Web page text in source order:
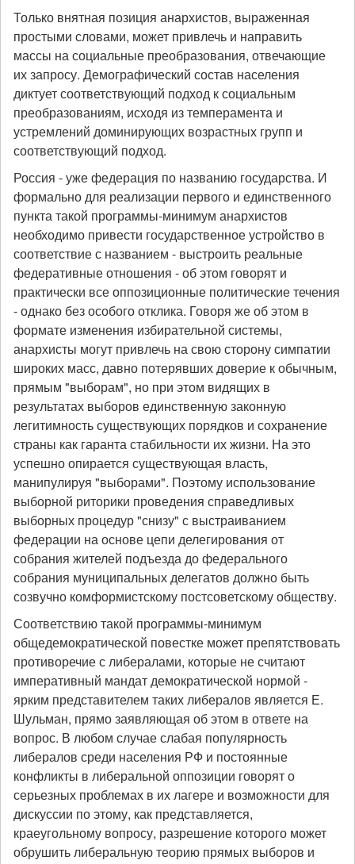
Только внятная позиция анархистов, выраженная
простыми словами, может привлечь и направить
массы на социальные преобразования, отвечающие
их запросу. Демографический состав населения
диктует соответствующий подход к социальным
преобразованиям, исходя из темперамента и
устремлений доминирующих возрастных групп и
соответствующий подход.
Россия - уже федерация по названию государства. И
формально для реализации первого и единственного
пункта такой программы-минимум анархистов
необходимо привести государственное устройство в
соответствие с названием - выстроить реальные
федеративные отношения - об этом говорят и
практически все оппозиционные политические течения
- однако без особого отклика. Говоря же об этом в
формате изменения избирательной системы,
анархисты могут привлечь на свою сторону симпатии
широких масс, давно потерявших доверие к обычным,
прямым "выборам", но при этом видящих в
результатах выборов единственную законную
легитимность существующих порядков и сохранение
страны как гаранта стабильности их жизни. На это
успешно опирается существующая власть,
манипулируя "выборами". Поэтому использование
выборной риторики проведения справедливых
выборных процедур "снизу" с выстраиванием
федерации на основе цепи делегирования от
собрания жителей подъезда до федерального
собрания муниципальных делегатов должно быть
созвучно комформистскому постсоветскому обществу.
Соответствию такой программы-минимум
общедемократической повестке может препятствовать
противоречие с либералами, которые не считают
императивный мандат демократической нормой -
ярким представителем таких либералов является Е.
Шульман, прямо заявляющая об этом в ответе на
вопрос. В любом случае слабая популярность
либералов среди населения РФ и постоянные
конфликты в либеральной оппозиции говорят о
серьезных проблемах в их лагере и возможности для
дискуссии по этому, как представляется,
краеугольному вопросу, разрешение которого может
обрушить либеральную теорию прямых выборов и